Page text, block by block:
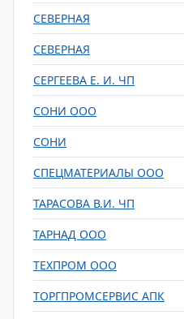
СЕВЕРНАЯ
СЕВЕРНАЯ
СЕРГЕЕВА Е. И. ЧП
СОНИ ООО
СОНИ
СПЕЦМАТЕРИАЛЫ ООО
ТАРАСОВА В.И. ЧП
ТАРНАД ООО
ТЕХПРОМ ООО
ТОРГПРОМСЕРВИС АПК